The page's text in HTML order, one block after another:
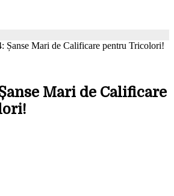
Șanse Mari de Calificare pentru Tricolori!
Mari de Calificare